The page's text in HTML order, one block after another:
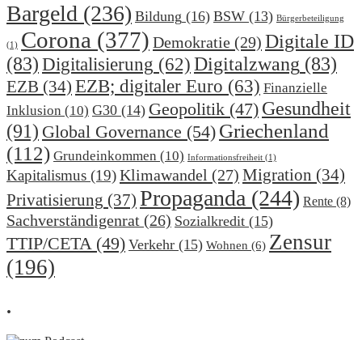
Bargeld (236) Bildung (16) BSW (13) Bürgerbeteiligung
(1) Corona (377) Demokratie (29) Digitale ID
(83) Digitalisierung (62) Digitalzwang (83)
EZB (34) EZB; digitaler Euro (63) Finanzielle
Inklusion (10) G30 (14) Geopolitik (47) Gesundheit
(91) Global Governance (54) Griechenland
(112) Grundeinkommen (10) Informationsfreiheit (1)
Kapitalismus (19)Klimawandel (27) Migration (34)
Privatisierung (37) Propaganda (244) Rente (8)
Sachverständigenrat (26) Sozialkredit (15)
TTIP/CETA(49) Verkehr (15) Wohnen (6) Zensur
(196)
.